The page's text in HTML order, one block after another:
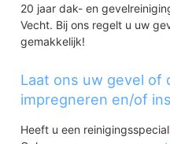
20 jaar dak- en
Vecht. Bij ons regelt u uw
gemakkelijk!
Laat ons uw gevel of
impregneren en/of
Heeft u een